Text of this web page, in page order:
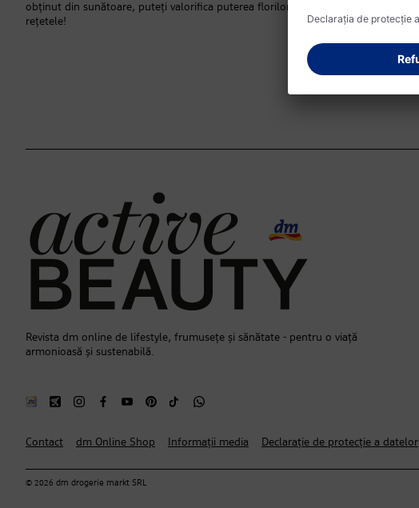
obținut din sunătoare, puteți valorifica puterea florilor. Iată
rețetele!
Revista dm online de lifestyle, frumusețe și sănătate - pentru o viață
armonioasă și sustenabilă.
Contact dm Online Shop Informații media Declarație de protecție a datelor
© 2026 dm drogerie markt SRL